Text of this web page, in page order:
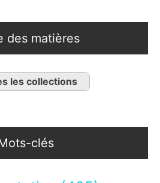
des matières
les collections
clés